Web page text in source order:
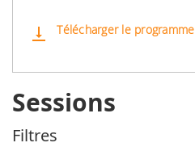
vertical_align_bottom Télécharger le programme
Sessions
Filtres